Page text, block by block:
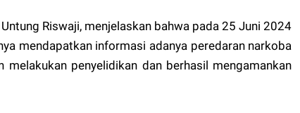
Riswaji, menjelaskan bahwa pada 25 Juni 2024
mendapatkan informasi adanya peredaran narkoba
penyelidikan dan berhasil mengamankan